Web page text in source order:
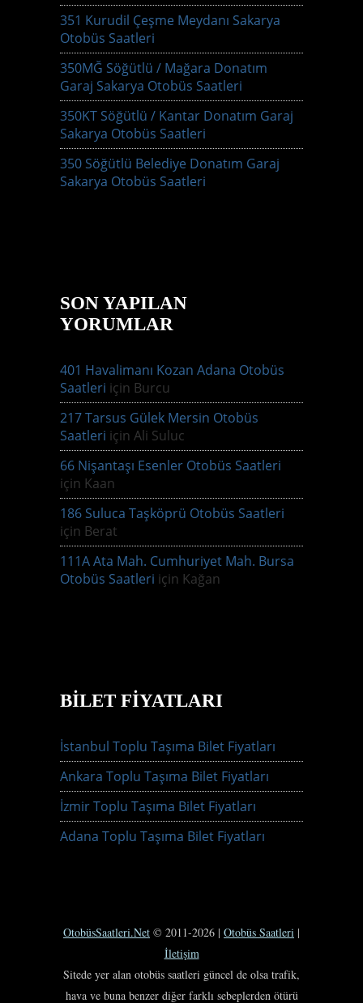
351 Kurudil Çeşme Meydanı Sakarya
Otobüs Saatleri
350MĞ Söğütlü / Mağara Donatım
Garaj Sakarya Otobüs Saatleri
350KT Söğütlü / Kantar Donatım Garaj
Sakarya Otobüs Saatleri
350 Söğütlü Belediye Donatım Garaj
Sakarya Otobüs Saatleri
SON YAPILAN
YORUMLAR
401 Havalimanı Kozan Adana Otobüs
Saatleri için Burcu
217 Tarsus Gülek Mersin Otobüs
Saatleri için Ali Suluc
66 Nişantaşı Esenler Otobüs Saatleri
için Kaan
186 Suluca Taşköprü Otobüs Saatleri
için Berat
111A Ata Mah. Cumhuriyet Mah. Bursa
Otobüs Saatleri için Kağan
BILET FIYATLARI
İstanbul Toplu Taşıma Bilet Fiyatları
Ankara Toplu Taşıma Bilet Fiyatları
İzmir Toplu Taşıma Bilet Fiyatları
Adana Toplu Taşıma Bilet Fiyatları
OtobüsSaatleri.Net © 2011-2026 | Otobüs Saatleri |
İletişim
Sitede yer alan otobüs saatleri güncel de olsa trafik,
hava ve buna benzer diğer farklı sebeplerden ötürü